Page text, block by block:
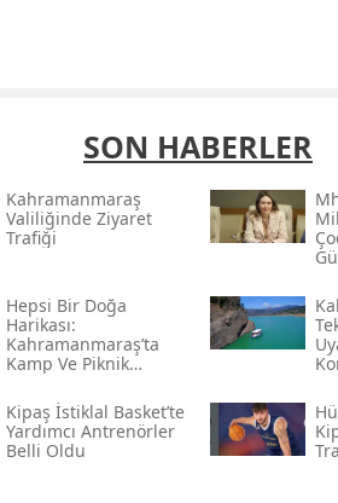
SON HABERLER
Kahramanmaraş
Valiliğinde Ziyaret
Trafiği
Hepsi Bir Doğa
Harikası:
Kahramanmaraş’ta
Kamp Ve Piknik
Güzel Alanlar
Kipaş İstiklal Basket’te
Yardımcı Antrenörler
Belli Oldu